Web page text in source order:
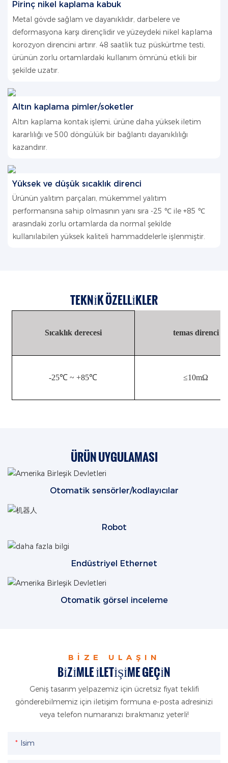
Pirinç nikel kaplama kabuk
Metal gövde sağlam ve dayanıklıdır, darbelere ve
deformasyona karşı dirençlidir ve yüzeydeki nikel kaplama
korozyon direncini artırır. 48 saatlik tuz püskürtme testi,
ürünün zorlu ortamlardaki kullanım ömrünü etkili bir
şekilde uzatır.
Altın kaplama pimler/soketler
Altın kaplama kontak işlemi, ürüne daha yüksek iletim
kararlılığı ve 500 döngülük bir bağlantı dayanıklılığı
kazandırır.
Yüksek ve düşük sıcaklık direnci
Ürünün yalıtım parçaları, mükemmel yalıtım
performansına sahip olmasının yanı sıra -25 ℃ ile +85 ℃
arasındaki zorlu ortamlarda da normal şekilde
kullanılabilen yüksek kaliteli hammaddelerle işlenmiştir.
TEKNIK ÖZELLIKLER
Sıcaklık derecesi temas direnci
-25℃ ~ +85℃ ≤10mΩ
ÜRÜN UYGULAMASI
Otomatik sensörler/kodlayıcılar
Robot
Endüstriyel Ethernet
Otomatik görsel inceleme
BIZE ULAŞIN
BIZIMLE ILETIŞIME GEÇIN
Geniş tasarım yelpazemiz için ücretsiz fiyat teklifi
gönderebilmemiz için iletişim formuna e-posta adresinizi
veya telefon numaranızı bırakmanız yeterli!
Isim